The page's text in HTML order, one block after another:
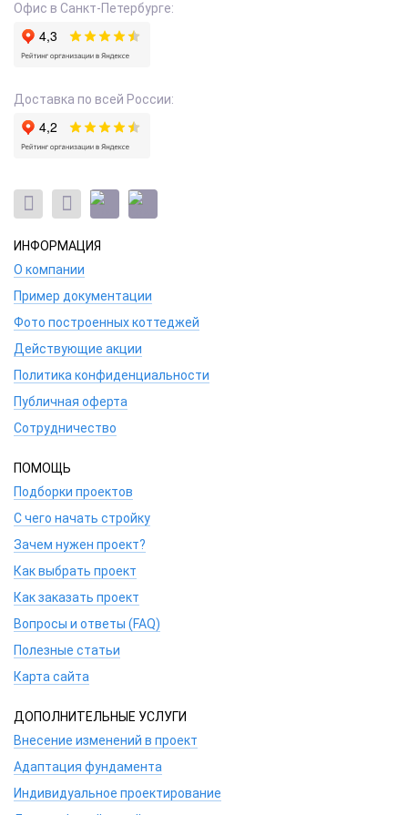
Офис в Санкт-Петербурге:
Доставка по всей России:
ИНФОРМАЦИЯ
О компании
Пример документации
Фото построенных коттеджей
Действующие акции
Политика конфиденциальности
Публичная оферта
Сотрудничество
ПОМОЩЬ
Подборки проектов
С чего начать стройку
Зачем нужен проект?
Как выбрать проект
Как заказать проект
Вопросы и ответы (FAQ)
Полезные статьи
Карта сайта
ДОПОЛНИТЕЛЬНЫЕ УСЛУГИ
Внесение изменений в проект
Адаптация фундамента
Индивидуальное проектирование